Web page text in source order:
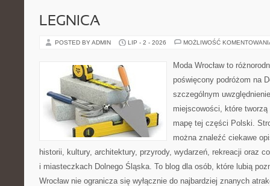
LEGNICA
POSTED BY ADMIN LIP - 2 - 2026 MOŻLIWOŚĆ
Moda Wrocław to
poświęcony podróżom na
szczególnym
miejscowości, które
mapę tej części Polski.
można znaleźć ciekawe
historii, kultury, architektury, przyrody, wydarzeń, rekreacji oraz
i miasteczkach Dolnego Śląska. To blog dla osób, które lubią
Wrocław nie ogranicza się wyłącznie do najbardziej znanych